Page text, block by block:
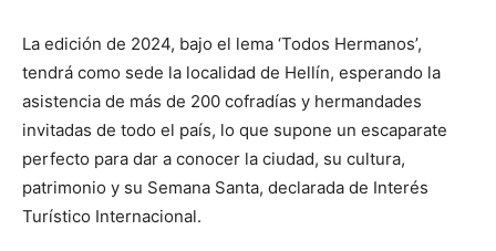
La edición de 2024, bajo el lema ‘Todos Hermanos’,
tendrá como sede la localidad de Hellín, esperando la
asistencia de más de 200 cofradías y hermandades
invitadas de todo el país, lo que supone un escaparate
perfecto para dar a conocer la ciudad, su cultura,
patrimonio y su Semana Santa, declarada de Interés
Turístico Internacional.